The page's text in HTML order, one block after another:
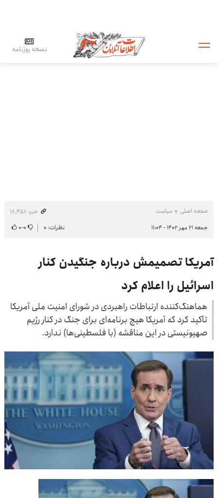
نسخه روزنامه
صفحه اصلی سیاست
خبر: ۱۸٬۴۵۸
جمعه ۲۱ مهر ۱۴۰۲ - ۱۱:۰۴
نظرات: ۰ ۰-۰
آمریکا تصمیمش درباره جنگیدن کنار
اسرائیل را اعلام کرد
هماهنگ‌کننده ارتباطات راهبردی در شورای امنیت ملی آمریکا
تأکید کرد که آمریکا هیچ برنامه‌ای برای جنگ در کنار رژیم
صهیونیستی در این مناقشه (با فلسطینی‌ها) ندارد.